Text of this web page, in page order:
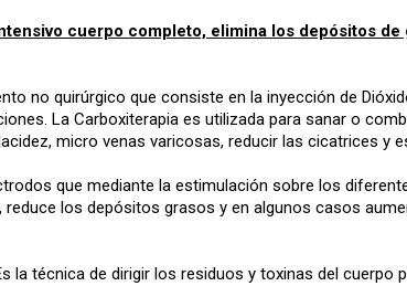
cuerpo completo, elimina los depósitos
no quirúrgico que consiste en la inyección de
La Carboxiterapia es utilizada para sanar o
micro venas varicosas, reducir las cicatrices y
que mediante la estimulación sobre los
reduce los depósitos grasos y en algunos casos
la técnica de dirigir los residuos y toxinas del cuerpo